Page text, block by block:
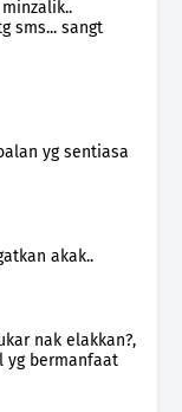
sms... sangt
yg sentiasa
akak..
nak elakkan?,
yg bermanfaat